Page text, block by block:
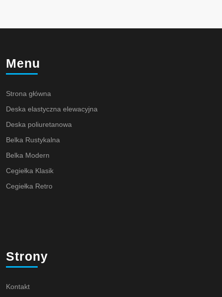
Menu
Strona główna
Deska elastyczna elewacyjna
Deska poliuretanowa
Belka Rustykalna
Belka Modern
Cegiełka Klasik
Cegiełka Retro
Strony
Kontakt